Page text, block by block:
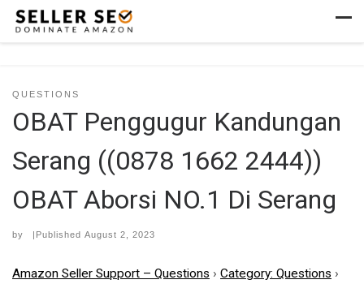
Skip to content
QUESTIONS
OBAT Penggugur Kandungan
Serang ((0878 1662 2444))
OBAT Aborsi NO.1 Di Serang
by |Published August 2, 2023
Amazon Seller Support – Questions › Category: Questions ›